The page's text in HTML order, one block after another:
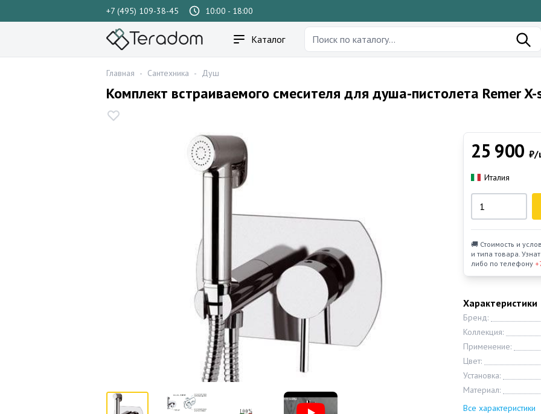
+7 (495) 109-38-45 10:00 - 18:00
Каталог
Главная - Сантехника - Душ
Комплект встраиваемого смесителя для душа-пистолета Remer
Характеристики
Бренд:
Коллекция:
Применение:
Цвет:
Установка:
Материал:
Все характеристики
25 900 ₽/
Италия
🚚 Стоимость и
и типа товара.
либо по телефону